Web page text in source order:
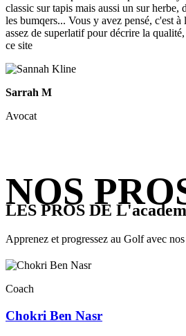
classic sur tapis mais aussi un sur herbe,
les bumqers... Vous y avez pensé, c'est
assez de superlatif pour décrire la
ce site
Sarrah M
Avocat
NOS
LES PROS DE
Apprenez et progressez au Golf avec
Coach
Chokri Ben Nasr